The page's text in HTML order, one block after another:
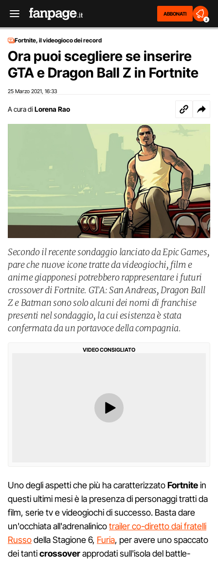
ABBONATI
2
Fortnite, il videogioco dei record
Ora puoi scegliere se inserire
GTA e Dragon Ball Z in Fortnite
25 Marzo 2021 16:33
A cura di Lorena Rao
Secondo il recente sondaggio lanciato da Epic Games,
pare che nuove icone tratte da videogiochi, film e
anime giapponesi potrebbero rappresentare i futuri
crossover di Fortnite. GTA: San Andreas, Dragon Ball
Z e Batman sono solo alcuni dei nomi di franchise
presenti nel sondaggio, la cui esistenza è stata
confermata da un portavoce della compagnia.
VIDEO CONSIGLIATO
Uno degli aspetti che più ha caratterizzatoFortnitein
questi ultimi mesi è la presenza di personaggi tratti da
film, serie tv e videogiochi di successo. Basta dare
un'occhiata all'adrenalinicotrailer co-diretto dai fratelli
Russodella Stagione 6, Furia, per avere uno spaccato
dei tanticrossoverapprodati sull'isola del battle-